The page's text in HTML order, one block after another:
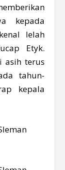
kepada
lelah
Etyk.
asih terus
tahun-
kepala